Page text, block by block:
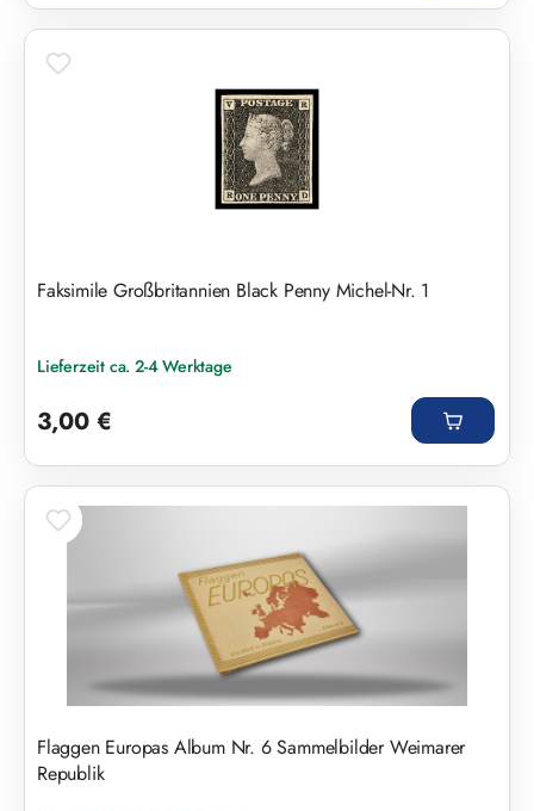
Faksimile Großbritannien Black Penny Michel-Nr. 1
Lieferzeit ca. 2-4 Werktage
3,00 €
Flaggen Europas Album Nr. 6 Sammelbilder Weimarer
Republik